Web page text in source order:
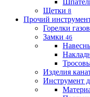
Щетки 8
Прочий
Горелки
Замки 46
Изделия
Инструмент